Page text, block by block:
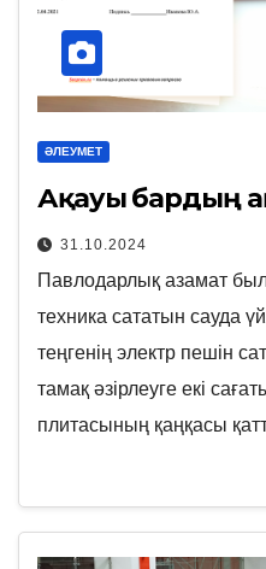
ӘЛЕУМЕТ
31.10.2024
Павлодарлық азамат
техника сататын сауда
теңгенің электр пешін
тамақ әзірлеуге екі
плитасының қаңқасы